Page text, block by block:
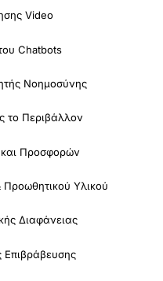
Video
Chatbots
Νοημοσύνης
το Περιβάλλον
και Προσφορών
Υλικού
Διαφάνειας